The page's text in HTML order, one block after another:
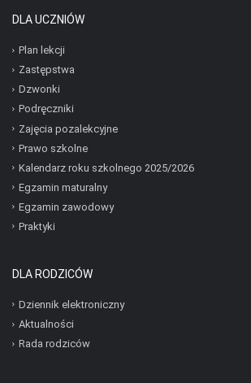
DLA UCZNIÓW
Plan lekcji
Zastępstwa
Dzwonki
Podręczniki
Zajęcia pozalekcyjne
Prawo szkolne
Kalendarz roku szkolnego 2025/2026
Egzamin maturalny
Egzamin zawodowy
Praktyki
DLA RODZICÓW
Dziennik elektroniczny
Aktualności
Rada rodziców